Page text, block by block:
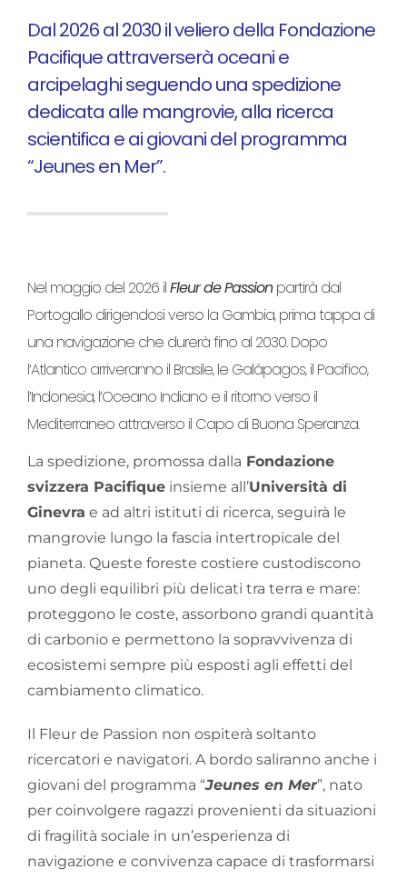
Dal 2026 al 2030 il veliero della Fondazione
Pacifique attraverserà oceani e
arcipelaghi seguendo una spedizione
dedicata alle mangrovie, alla ricerca
scientifica e ai giovani del programma
“Jeunes en Mer”.
Nel maggio del 2026 ilFleur de Passionpartirà dal
Portogallo dirigendosi verso la Gambia, prima tappa di
una navigazione che durerà fino al 2030. Dopo
l’Atlantico arriveranno il Brasile, le Galápagos, il Pacifico,
l’Indonesia, l’Oceano Indiano e il ritorno verso il
Mediterraneo attraverso il Capo di Buona Speranza.
La spedizione, promossa dalla Fondazione
svizzera Pacifiqueinsieme all’Università di
Ginevra e ad altri istituti di ricerca, seguirà le
mangrovie lungo la fascia intertropicale del
pianeta. Queste foreste costiere custodiscono
uno degli equilibri più delicati tra terra e mare:
proteggono le coste, assorbono grandi quantità
di carbonio e permettono la sopravvivenza di
ecosistemi sempre più esposti agli effetti del
cambiamento climatico.
Il Fleur de Passion non ospiterà soltanto
ricercatori e navigatori. A bordo saliranno anche i
giovani del programma “Jeunes en Mer”, nato
per coinvolgere ragazzi provenienti da situazioni
di fragilità sociale in un’esperienza di
navigazione e convivenza capace di trasformarsi